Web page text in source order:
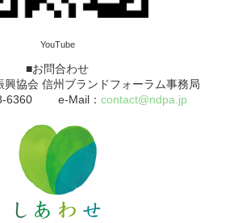
YouTube
■お問合わせ
興協会 信州ブランドフォーラム事務局
6360 e-Mail： contact@ndpa.jp